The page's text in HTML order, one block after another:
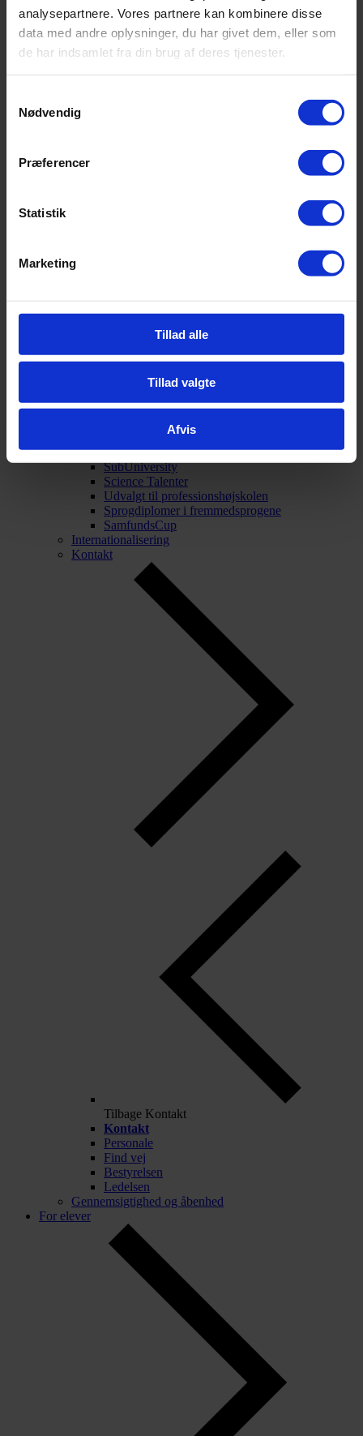
analysepartnere. Vores partnere kan kombinere disse
data med andre oplysninger, du har givet dem, eller som
de har indsamlet fra din brug af deres tjenester.
Nødvendig
Præferencer
Statistik
Marketing
Tillad alle
Tillad valgte
Afvis
TilbageTalentarbejde
Talentarbejde
Projekt Forskerspirer
Akademiet for Talentfulde Unge
SubUniversity
Science Talenter
Udvalgt til professionshøjskolen
Sprogdiplomer i fremmedsprogene
SamfundsCup
Internationalisering
Kontakt
Tilbage Kontakt
Kontakt
Personale
Find vej
Bestyrelsen
Ledelsen
Gennemsigtighed og åbenhed
For elever